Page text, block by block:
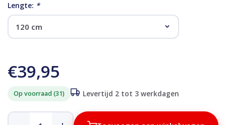
Lengte: *
€39,95
Op voorraad (31) Levertijd 2 tot 3 werkdagen